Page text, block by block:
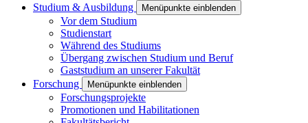
Studium & Ausbildung
Menüpunkte einblenden
Vor dem Studium
Studienstart
Während des Studiums
Übergang zwischen Studium und Beruf
Gaststudium an unserer Fakultät
Forschung
Menüpunkte einblenden
Forschungsprojekte
Promotionen und Habilitationen